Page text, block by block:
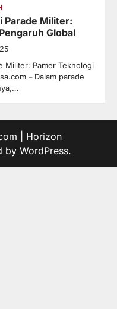
Parade Militer:
Global
Militer: Pamer Teknologi
– Dalam parade
| Horizon
by WordPress.